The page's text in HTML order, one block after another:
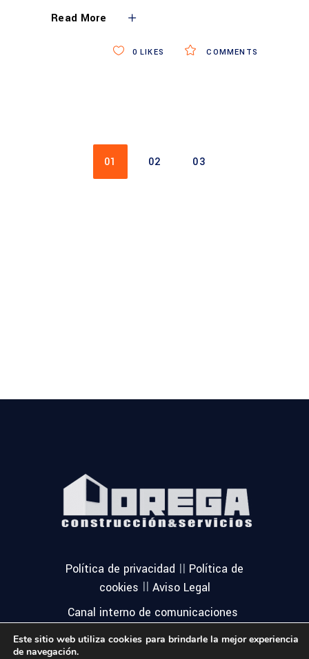
Read More
COMMENTS
0 LIKES
01 02 03
Política de privacidad || Política de
cookies || Aviso Legal
Canal interno de comunicaciones
Este sitio web utiliza cookies para brindarle la mejor experiencia
de navegación.